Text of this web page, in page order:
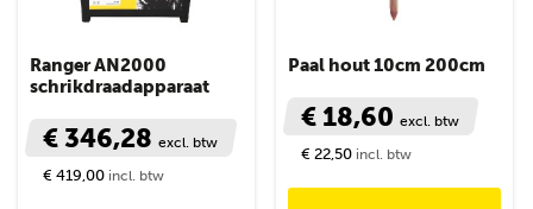
Ranger AN2000
schrikdraadapparaat
€ 346,28 excl. btw
€ 419,00 incl. btw
Paal hout 10cm 200cm
€ 18,60excl. btw
€ 22,50 incl. btw